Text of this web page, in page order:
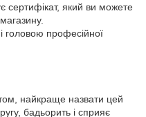
сертифікат, який ви можете
головою професійної
найкраще назвати цей
бадьорить і сприяє